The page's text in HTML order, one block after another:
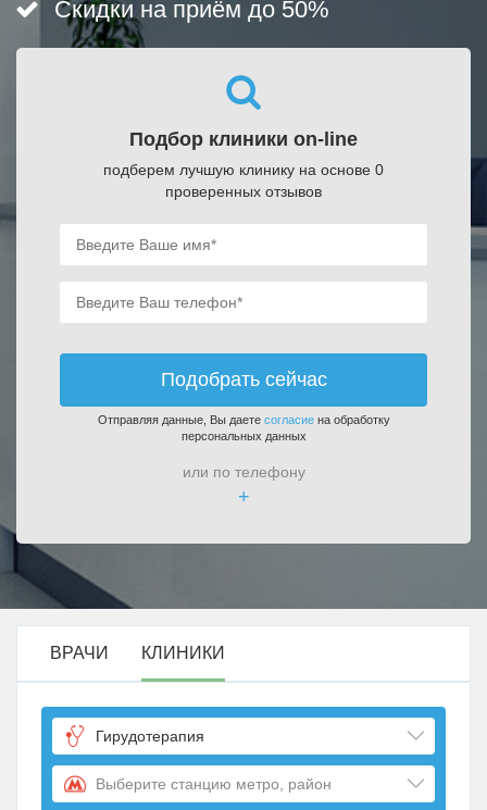
Скидки на приём до 50%
Подбор клиники on-line
подберем лучшую клинику на основе 0
проверенных отзывов
Подобрать сейчас
Отправляя данные, Вы даете согласиена обработку
персональных данных
или по телефону
+
ВРАЧИ КЛИНИКИ
Гирудотерапия
Выберите станцию метро, район